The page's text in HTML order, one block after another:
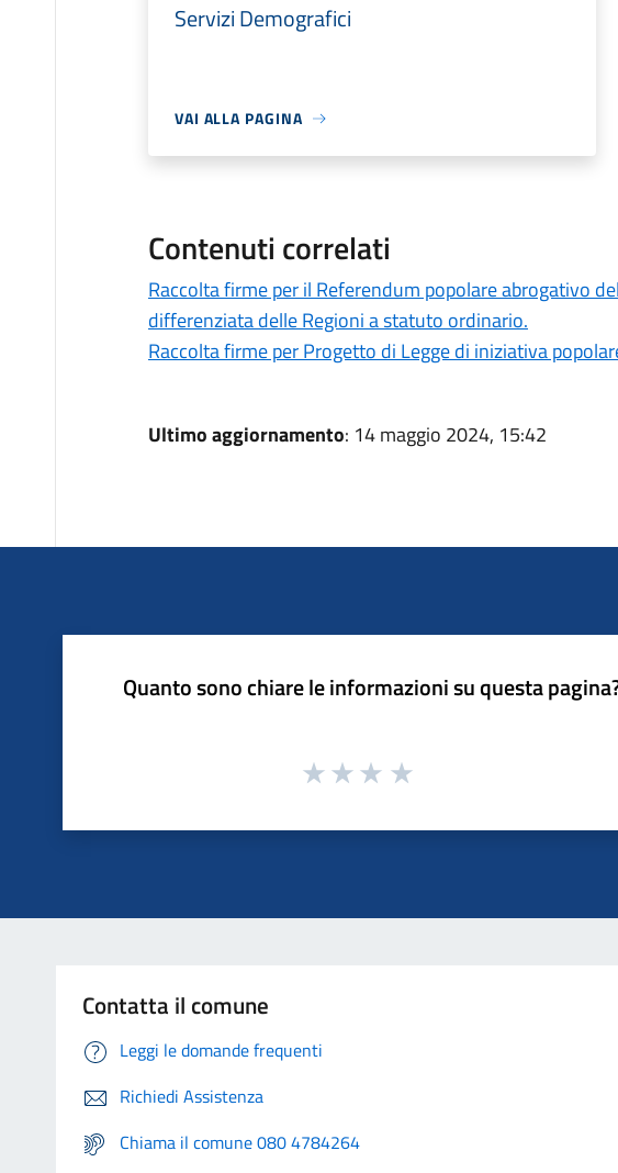
Servizi Demografici
VAI ALLA PAGINA
Contenuti correlati
Raccolta firme per il Referendum popolare abrogativo
differenziata delle Regioni a statuto ordinario.
Raccolta firme per Progetto di Legge di iniziativa
Ultimo aggiornamento: 14 maggio 2024, 15:42
Quanto sono chiare le informazioni su questa
Contatta il comune
Leggi le domande frequenti
Richiedi Assistenza
Chiama il comune 080 4784264